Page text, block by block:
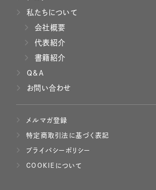
私たちについて
会社概要
代表紹介
書籍紹介
Q&A
お問い合わせ
メルマガ登録
特定商取引法に基づく表記
プライバシーポリシー
COOKIEについて